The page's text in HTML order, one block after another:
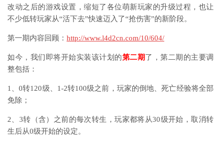
改动之后的游戏设置，缩短了各位萌新玩家的升级过程，也让
不少低转玩家从“活下去”快速迈入了“抢伤害”的新阶段。
第一期内容回顾： http://www.l4d2cn.com/10/604/
如今，我们即将开始实装该计划的第二期了，第二期的主要调
整包括：
1、0转120级、1-2转100级之前，玩家的倒地、死亡经验将全部
免除；
2、3转（含）之前的每次转生，玩家都将从30级开始，取消转
生后从0级开始的设定。